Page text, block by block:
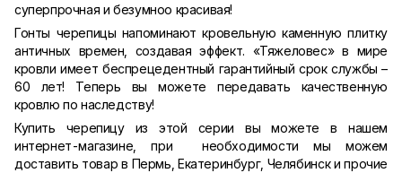
суперпрочная и безумноо красивая!
Гонты черепицы напоминают кровельную каменную плитку
античных времен, создавая эффект. «Тяжеловес» в мире
кровли имеет беспрецедентный гарантийный срок службы –
60 лет! Теперь вы можете передавать качественную
кровлю по наследству!
Купить черепицу из этой серии вы можете в нашем
интернет-магазине, при необходимости мы можем
доставить товар в Пермь, Екатеринбург, Челябинск и прочие